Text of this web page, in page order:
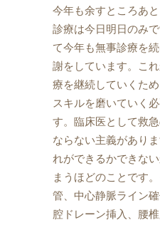
今年も余すところあ
診療は今日明日のみ
て今年も無事診療を
謝をしています。こ
療を継続していくた
スキルを磨いていく
す。臨床医として救
ならない主義があり
れができるかできな
まうほどのことです
管、中心静脈ライン
腔ドレーン挿入、腰